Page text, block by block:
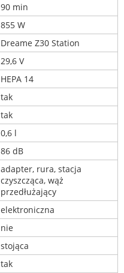
90 min
855 W
Dreame Z30 Station
29,6 V
HEPA 14
tak
tak
0,6 l
86 dB
adapter, rura, stacja
czyszcząca, wąż
przedłużający
elektroniczna
nie
stojąca
tak